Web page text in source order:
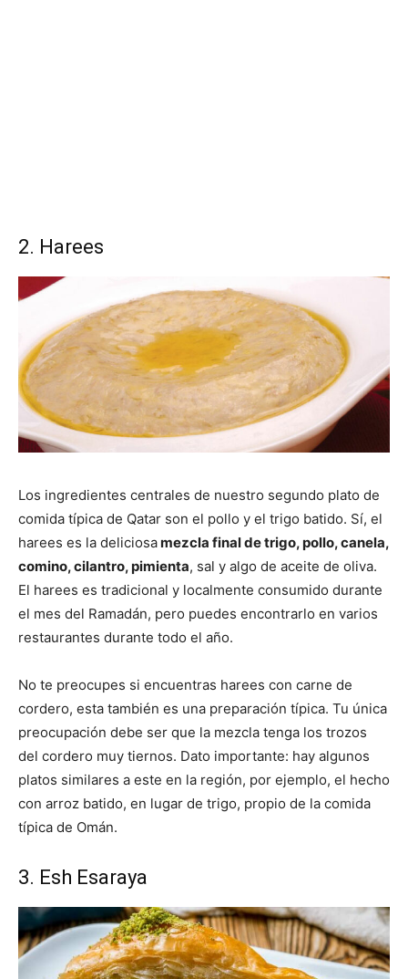
2. Harees
Los ingredientes centrales de nuestro segundo plato de
comida típica de Qatar son el pollo y el trigo batido. Sí, el
harees es la deliciosamezcla final de trigo, pollo, canela,
comino, cilantro, pimienta, sal y algo de aceite de oliva.
El harees es tradicional y localmente consumido durante
el mes del Ramadán, pero puedes encontrarlo en varios
restaurantes durante todo el año.
No te preocupes si encuentras harees con carne de
cordero, esta también es una preparación típica. Tu única
preocupación debe ser que la mezcla tenga los trozos
del cordero muy tiernos. Dato importante: hay algunos
platos similares a este en la región, por ejemplo, el hecho
con arroz batido, en lugar de trigo, propio de la comida
típica de Omán.
3. Esh Esaraya